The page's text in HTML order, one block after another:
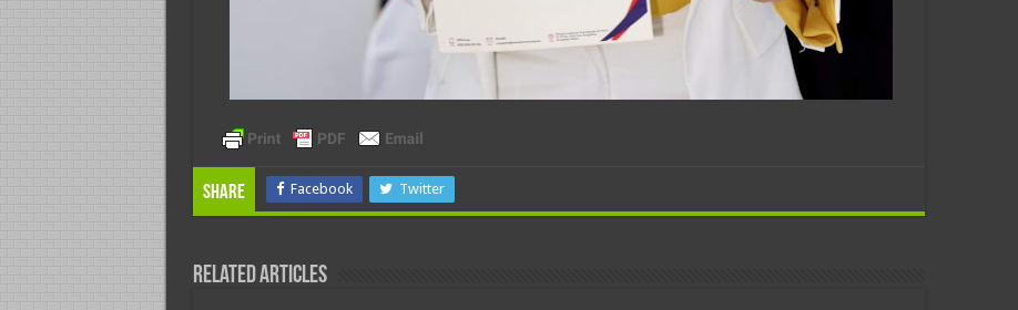
Share Facebook Twitter
Related Articles